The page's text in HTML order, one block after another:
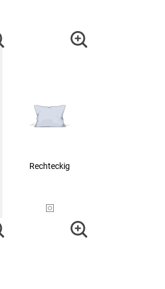
Rechteckig